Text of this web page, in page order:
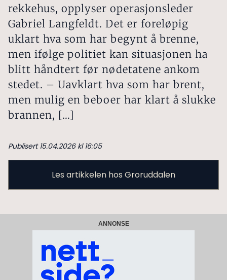
rekkehus, opplyser operasjonsleder
Gabriel Langfeldt. Det er foreløpig
uklart hva som har begynt å brenne,
men ifølge politiet kan situasjonen ha
blitt håndtert før nødetatene ankom
stedet. – Uavklart hva som har brent,
men mulig en beboer har klart å slukke
brannen, […]
Publisert 15.04.2026 kl 16:05
Les artikkelen hos Groruddalen
ANNONSE